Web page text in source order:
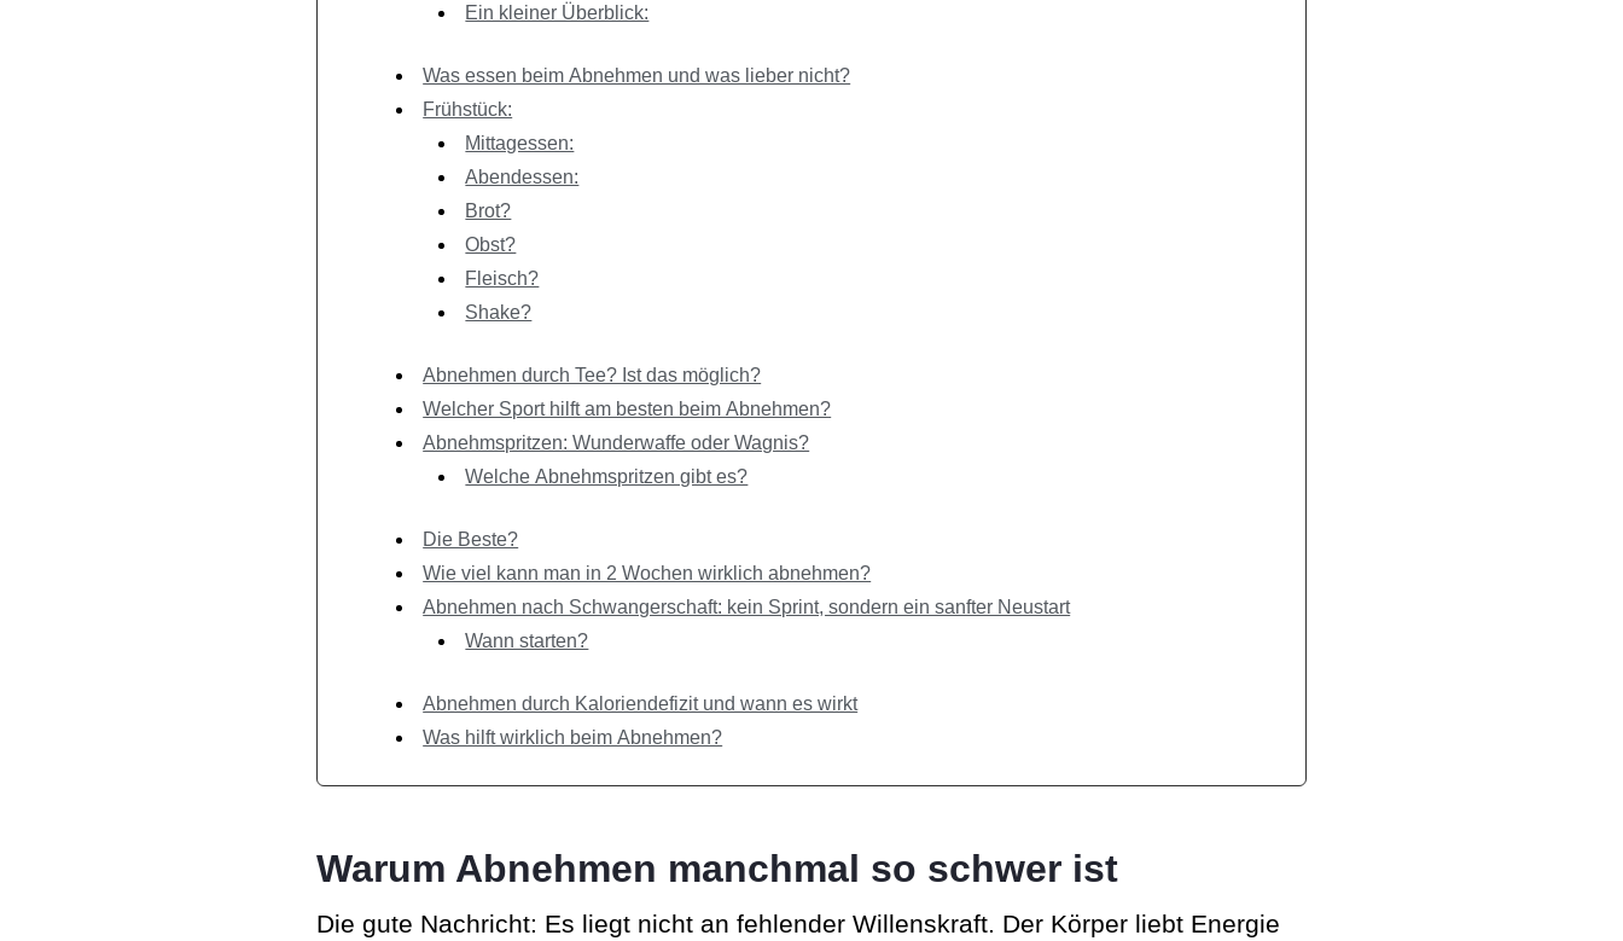
Ein kleiner Überblick:
Was essen beim Abnehmen und was lieber nicht?
Frühstück:
Mittagessen:
Abendessen:
Brot?
Obst?
Fleisch?
Shake?
Abnehmen durch Tee? Ist das möglich?
Welcher Sport hilft am besten beim Abnehmen?
Abnehmspritzen: Wunderwaffe oder Wagnis?
Welche Abnehmspritzen gibt es?
Die Beste?
Wie viel kann man in 2 Wochen wirklich abnehmen?
Abnehmen nach Schwangerschaft: kein Sprint, sondern ein sanfter Neustart
Wann starten?
Abnehmen durch Kaloriendefizit und wann es wirkt
Was hilft wirklich beim Abnehmen?
Warum Abnehmen manchmal so schwer ist
Die gute Nachricht: Es liegt nicht an fehlender Willenskraft. Der Körper liebt Energie